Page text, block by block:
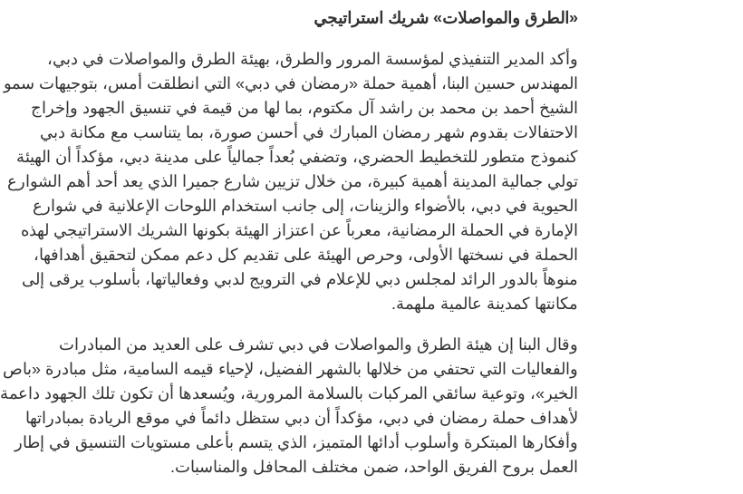
«الطرق والمواصلات» شريك استراتيجي
وأكد المدير التنفيذي لمؤسسة المرور والطرق، بهيئة الطرق والمواصلات في دبي،
المهندس حسين البنا، أهمية حملة «رمضان في دبي» التي انطلقت أمس، بتوجيهات سمو
الشيخ أحمد بن محمد بن راشد آل مكتوم، بما لها من قيمة في تنسيق الجهود وإخراج
الاحتفالات بقدوم شهر رمضان المبارك في أحسن صورة، بما يتناسب مع مكانة دبي
كنموذج متطور للتخطيط الحضري، وتضفي بُعداً جمالياً على مدينة دبي، مؤكداً أن الهيئة
تولي جمالية المدينة أهمية كبيرة، من خلال تزيين شارع جميرا الذي يعد أحد أهم الشوارع
الحيوية في دبي، بالأضواء والزينات، إلى جانب استخدام اللوحات الإعلانية في شوارع
الإمارة في الحملة الرمضانية، معرباً عن اعتزاز الهيئة بكونها الشريك الاستراتيجي لهذه
الحملة في نسختها الأولى، وحرص الهيئة على تقديم كل دعم ممكن لتحقيق أهدافها،
منوهاً بالدور الرائد لمجلس دبي للإعلام في الترويج لدبي وفعالياتها، بأسلوب يرقى إلى
مكانتها كمدينة عالمية ملهمة.
وقال البنا إن هيئة الطرق والمواصلات في دبي تشرف على العديد من المبادرات
والفعاليات التي تحتفي من خلالها بالشهر الفضيل، لإحياء قيمه السامية، مثل مبادرة «باص
الخير»، وتوعية سائقي المركبات بالسلامة المرورية، ويُسعدها أن تكون تلك الجهود داعمة
لأهداف حملة رمضان في دبي، مؤكداً أن دبي ستظل دائماً في موقع الريادة بمبادراتها
وأفكارها المبتكرة وأسلوب أدائها المتميز، الذي يتسم بأعلى مستويات التنسيق في إطار
العمل بروح الفريق الواحد، ضمن مختلف المحافل والمناسبات.